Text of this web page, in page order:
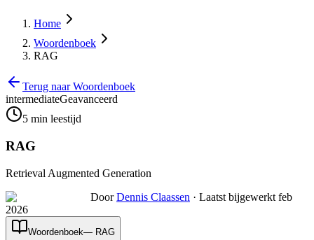
Home
Woordenboek
RAG
Terug naar Woordenboek
intermediateGeavanceerd
5 min leestijd
RAG
Retrieval Augmented Generation
Door Dennis Claassen · Laatst bijgewerkt feb
2026
Woordenboek— RAG